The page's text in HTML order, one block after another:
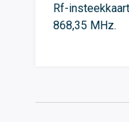
Rf-
868,35 MHz.